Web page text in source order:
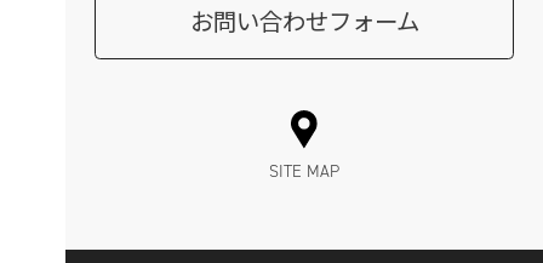
お問い合わせフォーム
SITE MAP